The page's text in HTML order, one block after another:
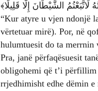
الشَّيْطَانَ إِلَّا قَلِيلًا﴾‏
“Kur atyre u vjen ndonjë
vërtetuar mirë). Por, në
hulumtuesit do ta
Pra, janë përfaqësuesit
obligohemi që t’i përfillim
rrjedhimisht edhe dëmin